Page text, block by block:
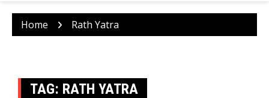
Home Rath Yatra
TAG: RATH YATRA